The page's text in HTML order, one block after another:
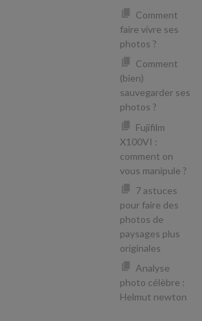
Comment
faire vivre ses
photos ?
Comment
(bien)
sauvegarder ses
photos ?
Fujifilm
X100VI :
comment on
vous manipule ?
7 astuces
pour faire des
photos de
paysages plus
originales
Analyse
photo célèbre :
Helmut newton